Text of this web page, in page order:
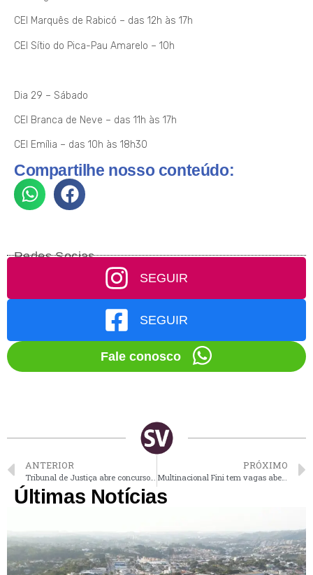
CEI Marquês de Rabicó – das 12h às 17h
CEI Sítio do Pica-Pau Amarelo – 10h
Dia 29 – Sábado
CEI Branca de Neve – das 11h às 17h
CEI Emília – das 10h às 18h30
Compartilhe nosso conteúdo:
Redes Socias
SEGUIR
SEGUIR
Fale conosco
ANTERIOR PRÓXIMO
Multinacional Fini tem vagas abertas para moradores de Vinhedo e região
Últimas Notícias